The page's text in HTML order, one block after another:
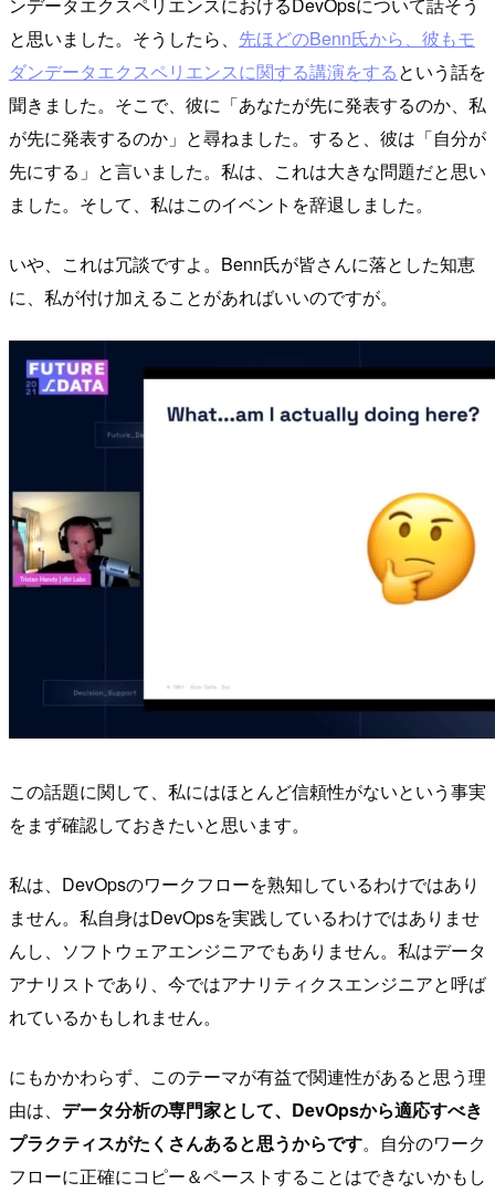
と思いました。そうしたら、 先ほどのBenn氏から、彼もモ
ダンデータエクスペリエンスに関する講演をするという話を
聞きました。そこで、彼に「あなたが先に発表するのか、私
が先に発表するのか」と尋ねました。すると、彼は「自分が
先にする」と言いました。私は、これは大きな問題だと思い
ました。そして、私はこのイベントを辞退しました。
いや、これは冗談ですよ。Benn氏が皆さんに落とした知恵
に、私が付け加えることがあればいいのですが。
この話題に関して、私にはほとんど信頼性がないという事実
をまず確認しておきたいと思います。
私は、DevOpsのワークフローを熟知しているわけではあり
ません。私自身はDevOpsを実践しているわけではありませ
んし、ソフトウェアエンジニアでもありません。私はデータ
アナリストであり、今ではアナリティクスエンジニアと呼ば
れているかもしれません。
にもかかわらず、このテーマが有益で関連性があると思う理
由は、 データ分析の専門家として、DevOpsから適応すべき
プラクティスがたくさんあると思うからです。自分のワーク
フローに正確にコピー＆ペーストすることはできないかもし